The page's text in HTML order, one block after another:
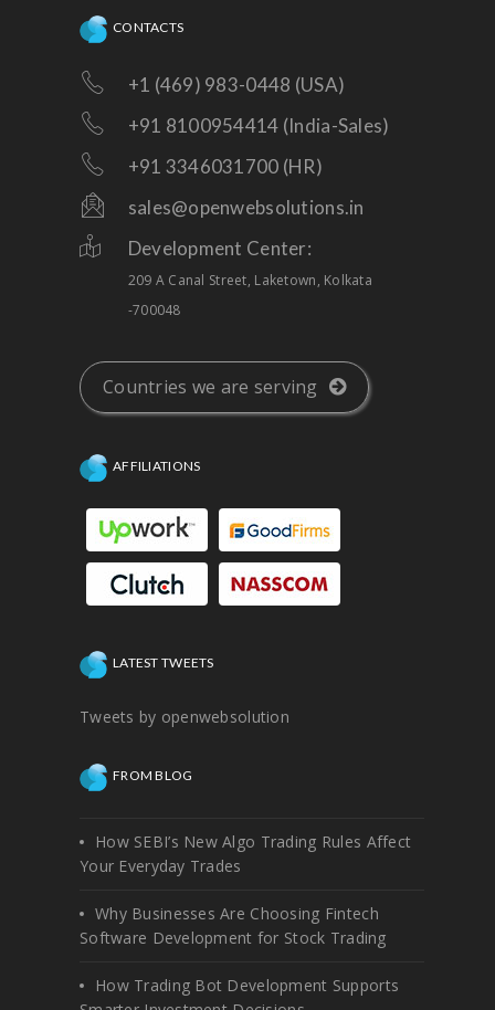
CONTACTS
+1 (469) 983-0448 (USA)
+91 8100954414 (India-Sales)
+91 3346031700 (HR)
sales@openwebsolutions.in
Development Center:
209 A Canal Street, Laketown, Kolkata
-700048
Countries we are serving
AFFILIATIONS
LATEST TWEETS
Tweets by openwebsolution
FROM BLOG
How SEBI’s New Algo Trading Rules Affect
Your Everyday Trades
Why Businesses Are Choosing Fintech
Software Development for Stock Trading
How Trading Bot Development Supports